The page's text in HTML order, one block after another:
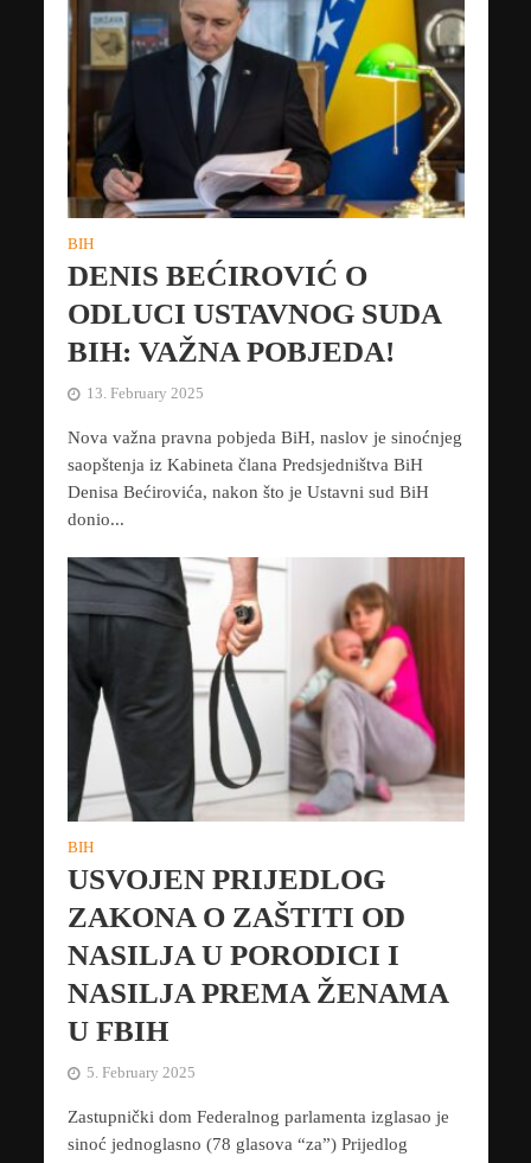
BIH
DENIS BEĆIROVIĆ O
ODLUCI USTAVNOG SUDA
BIH: VAŽNA POBJEDA!
13. February 2025
Nova važna pravna pobjeda BiH, naslov je sinoćnjeg
saopštenja iz Kabineta člana Predsjedništva BiH
Denisa Bećirovića, nakon što je Ustavni sud BiH
donio...
BIH
USVOJEN PRIJEDLOG
ZAKONA O ZAŠTITI OD
NASILJA U PORODICI I
NASILJA PREMA ŽENAMA
U FBIH
5. February 2025
Zastupnički dom Federalnog parlamenta izglasao je
sinoć jednoglasno (78 glasova “za”) Prijedlog